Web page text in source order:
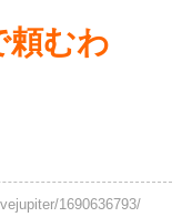
頼むわ
1690636793/